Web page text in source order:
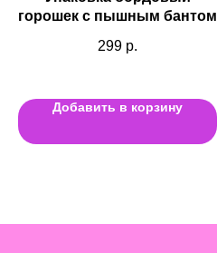
горошек с пышным бантом
299 р.
Добавить в корзину